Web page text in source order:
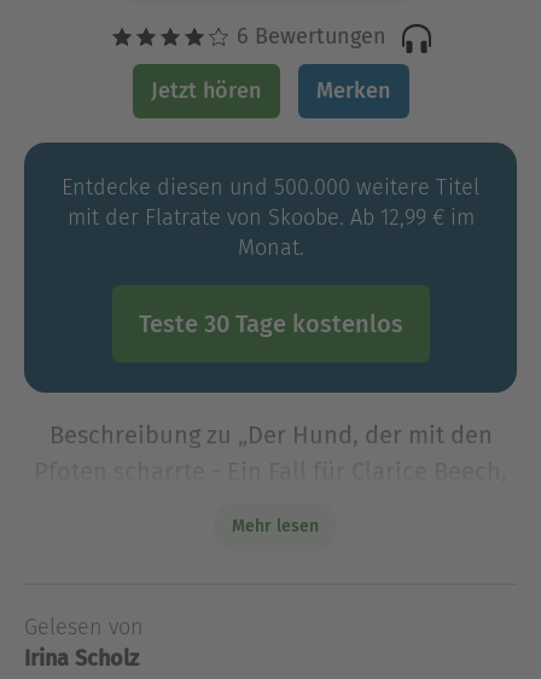
6 Bewertungen
Jetzt hören Merken
Entdecke diesen und 500.000 weitere Titel
mit der Flatrate von Skoobe. Ab 12,99 € im
Monat.
Teste 30 Tage kostenlos
Beschreibung zu „Der Hund, der mit den
kann sie nicht ablehnen: Sie soll sich um eine
lebhafte Boxer-Hündin namens Susie kümmern,
die Louises So
Mehr lesen
Gelesen von
Irina Scholz